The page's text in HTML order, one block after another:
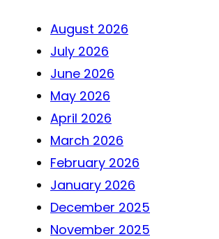
August 2026
July 2026
June 2026
May 2026
April 2026
March 2026
February 2026
January 2026
December 2025
November 2025